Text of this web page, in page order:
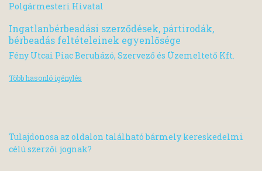
Polgármesteri Hivatal
Ingatlanbérbeadási szerződések, pártirodák,
bérbeadás feltételeinek egyenlősége
Fény Utcai Piac Beruházó, Szervező és Üzemeltető Kft.
Több hasonló igénylés
Tulajdonosa az oldalon található bármely kereskedelmi
célú szerzői jognak?